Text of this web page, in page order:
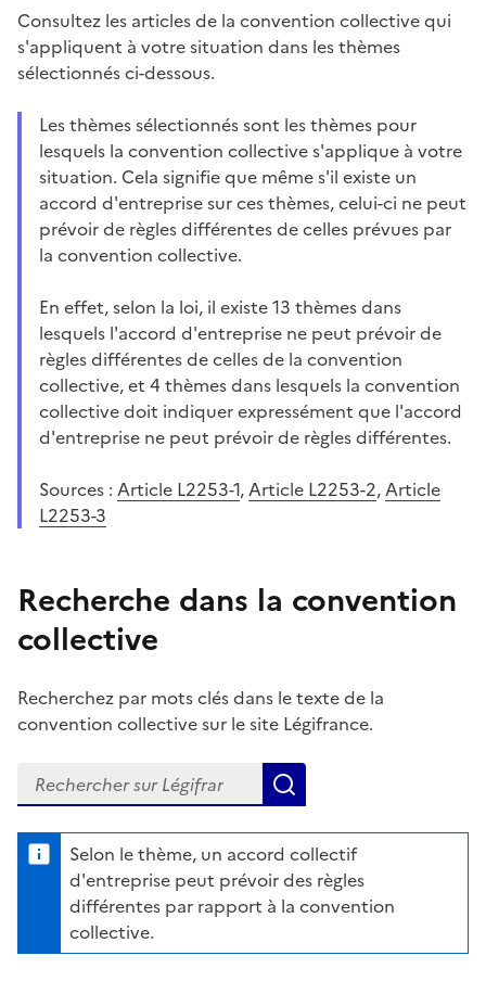
Consultez les articles de la convention collective qui
s'appliquent à votre situation dans les thèmes
sélectionnés ci-dessous.
Les thèmes sélectionnés sont les thèmes pour
lesquels la convention collective s'applique à votre
situation. Cela signifie que même s'il existe un
accord d'entreprise sur ces thèmes, celui-ci ne peut
prévoir de règles différentes de celles prévues par
la convention collective.
En effet, selon la loi, il existe 13 thèmes dans
lesquels l'accord d'entreprise ne peut prévoir de
règles différentes de celles de la convention
collective, et 4 thèmes dans lesquels la convention
collective doit indiquer expressément que l'accord
d'entreprise ne peut prévoir de règles différentes.
Sources : Article L2253-1,Article L2253-2,Article
L2253-3
Recherche dans la convention
collective
Recherchez par mots clés dans le texte de la
convention collective sur le site Légifrance.
Recherchez dans la convention collective sur Légifrance
Selon le thème, un accord collectif
d'entreprise peut prévoir des règles
différentes par rapport à la convention
collective.